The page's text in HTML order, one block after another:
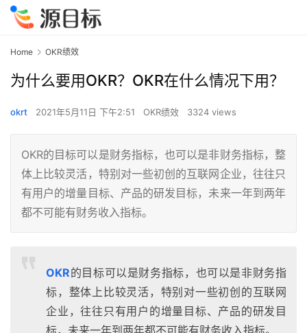
Home OKR绩效
为什么要用OKR？OKR在什么情况下用？
okrt 2021年5月11日 下午2:51 OKR绩效 3324 views
OKR的目标可以是财务指标，也可以是非财务指标，整
体上比较灵活，特别对一些初创的互联网企业，往往只
有用户的增量目标、产品的研发目标，未来一年到两年
都不可能有财务收入指标。
OKR的目标可以是财务指标，也可以是非财务指
标，整体上比较灵活，特别对一些初创的互联网
企业，往往只有用户的增量目标、产品的研发目